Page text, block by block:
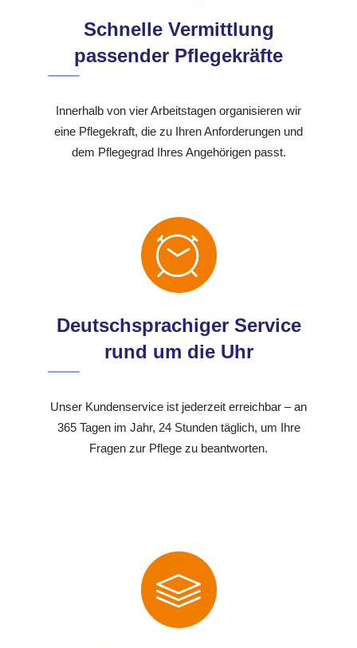
Schnelle Vermittlung
passender Pflegekräfte
Innerhalb von vier Arbeitstagen organisieren wir
eine Pflegekraft, die zu Ihren Anforderungen und
dem Pflegegrad Ihres Angehörigen passt.
Deutschsprachiger Service
rund um die Uhr
Unser Kundenservice ist jederzeit erreichbar – an
365 Tagen im Jahr, 24 Stunden täglich, um Ihre
Fragen zur Pflege zu beantworten.